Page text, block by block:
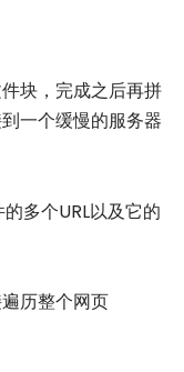
块，完成之后再拼
一个缓慢的服务器
多个URL以及它的
历整个网页